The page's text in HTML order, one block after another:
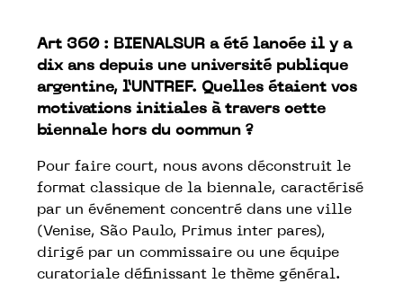
Art 360 : BIENALSUR a été lancée il y a
dix ans depuis une université publique
argentine, l’UNTREF. Quelles étaient vos
motivations initiales à travers cette
biennale hors du commun ?
Pour faire court, nous avons déconstruit le
format classique de la biennale, caractérisé
par un événement concentré dans une ville
(Venise, São Paulo, Primus inter pares),
dirigé par un commissaire ou une équipe
curatoriale définissant le thème général.